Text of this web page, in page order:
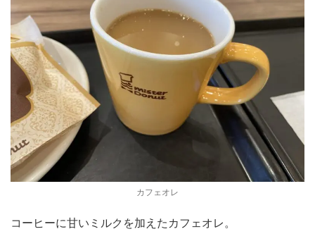
カフェオレ
コーヒーに甘いミルクを加えたカフェオレ。